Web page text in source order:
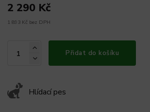
2 290 Kč
1 893 Kč bez DPH
Přidat do košíku
Hlídací pes